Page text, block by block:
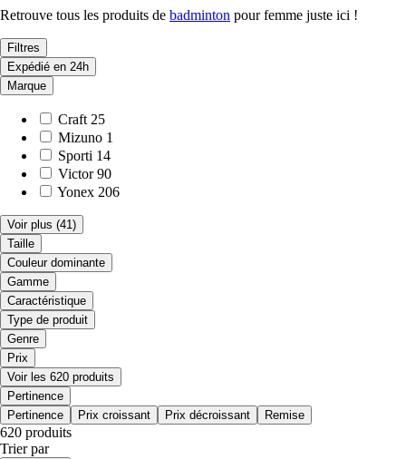
Retrouve tous les produits de badminton pour femme juste ici !
Filtres
Expédié en 24h
Marque
Craft 25
Mizuno 1
Sporti 14
Victor 90
Yonex 206
Voir plus (41)
Taille
Couleur dominante
Gamme
Caractéristique
Type de produit
Genre
Prix
Voir les 620 produits
Pertinence
Pertinence
Prix croissant Prix décroissant Remise
620 produits
Trier par